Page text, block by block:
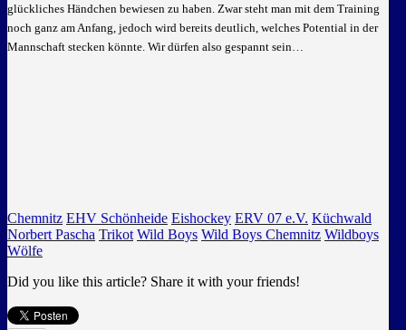
glückliches Händchen bewiesen zu haben. Zwar steht man mit dem Training
noch ganz am Anfang, jedoch wird bereits deutlich, welches Potential in der
Mannschaft stecken könnte. Wir dürfen also gespannt sein…
Chemnitz EHV Schönheide Eishockey ERV 07 e.V. Küchwald
Norbert Pascha Trikot Wild Boys Wild Boys Chemnitz Wildboys
Wölfe
Did you like this article? Share it with your friends!